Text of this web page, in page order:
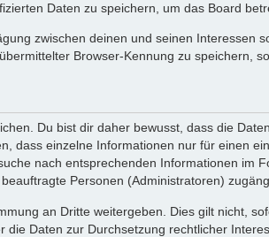
Daten zu speichern, um das Board
zwischen deinen und seinen Interessen
Browser-Kennung zu speichern,
Du bist dir daher bewusst, dass die
dass einzelne Informationen nur für einen
nach entsprechenden Informationen im
Personen (Administratoren)
an Dritte weitergeben. Dies gilt nicht,
Daten zur Durchsetzung rechtlicher